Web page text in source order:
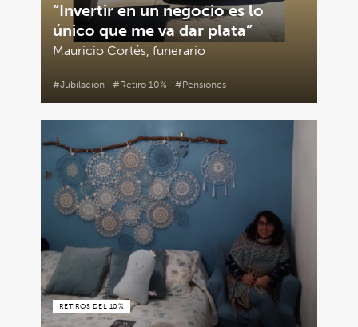
“Invertir en un negocio es lo
único que me va dar plata”
Mauricio Cortés, funerario
#Jubilación #Retiro 10% #Pensiones
RETIROS DEL 10%